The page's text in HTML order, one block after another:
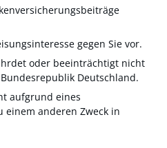
gegen Sie vor.
oder beeinträchtigt nicht
Deutschland.
aufgrund eines
einem anderen Zweck in